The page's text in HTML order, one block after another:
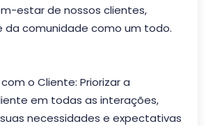
estar de nossos clientes,
da comunidade como um todo.
o Cliente: Priorizar a
em todas as interações,
necessidades e expectativas